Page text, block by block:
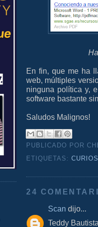
En fin, que me ha
web, múltiples
ninguna política y,
software bastante
Saludos Malignos!
PUBLICADO POR
ETIQUETAS:
24
Scan dijo...
Teddy